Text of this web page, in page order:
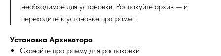
необходимое для установки. Распакуйте архив — и
переходите к установке программы.
Установка Архиватора
Скачайте программу для распаковки